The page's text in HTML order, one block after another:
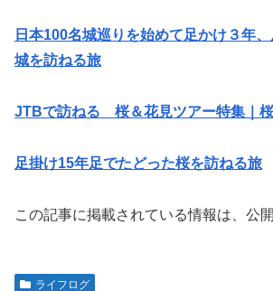
日本100名城巡りを始めて足かけ３年
城を訪ねる旅
JTBで訪ねる 桜＆花見ツアー特集｜
足掛け15年足でたどった桜を訪ねる旅
この記事に掲載されている情報は、公
ライフログ